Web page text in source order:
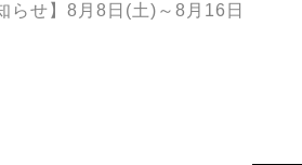
らせ】8月8日(土)～8月16日